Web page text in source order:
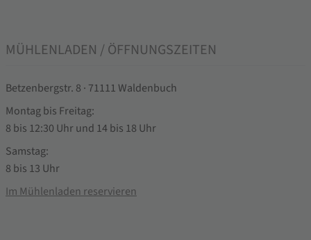
MÜHLENLADEN / ÖFFNUNGSZEITEN
Betzenbergstr. 8 · 71111 Waldenbuch
Montag bis Freitag:
8 bis 12:30 Uhr und 14 bis 18 Uhr
Samstag:
8 bis 13 Uhr
Im Mühlenladen reservieren